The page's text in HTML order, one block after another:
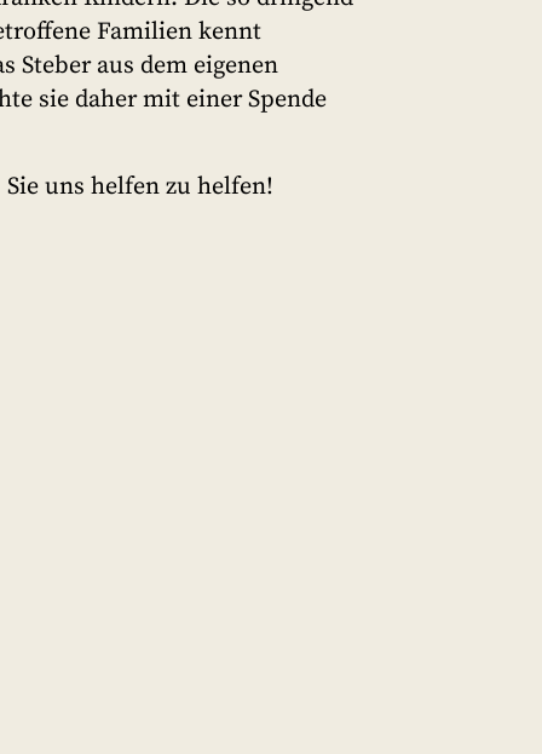
Familien kennt
Steber aus dem eigenen
sie daher mit einer Spende
Sie uns helfen zu helfen!